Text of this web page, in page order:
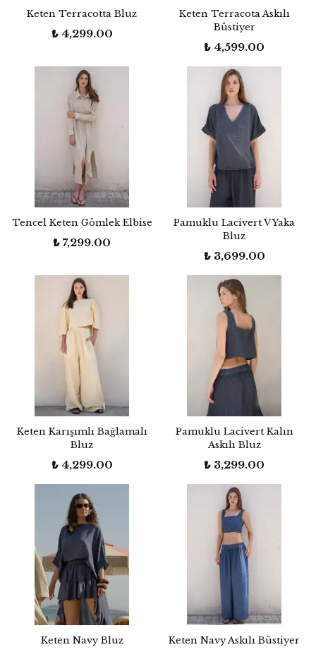
Keten Terracotta Bluz
₺ 4,299.00
Keten Terracota Askılı
Büstiyer
₺ 4,599.00
Tencel Keten Gömlek Elbise
₺ 7,299.00
Pamuklu Lacivert V Yaka
Bluz
₺ 3,699.00
Keten Karışımlı Bağlamalı
Bluz
₺ 4,299.00
Pamuklu Lacivert Kalın
Askılı Bluz
₺ 3,299.00
Keten Navy Bluz Keten Navy Askılı Büstiyer